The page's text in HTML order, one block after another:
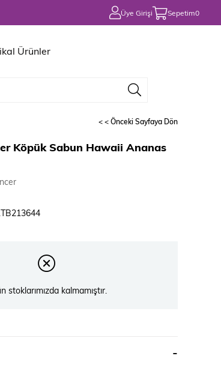
Üye Girişi Sepetim0
Ürünler
< < Önceki Sayfaya Dön
Köpük Sabun Hawaii Ananas
stoklarımızda kalmamıştır.